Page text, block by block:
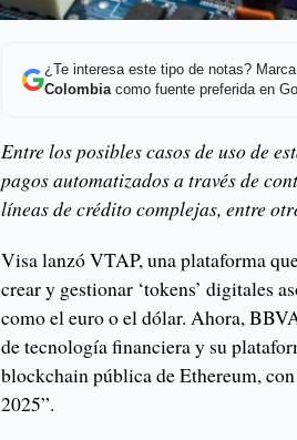
¿Te interesa este tipo de notas? Marca
Colombiacomo fuente preferida en
Entre los posibles casos de uso de
pagos automatizados a través de
líneas de crédito complejas, entre
Visa lanzó VTAP, una plataforma
crear y gestionar ‘tokens’ digitales
como el euro o el dólar. Ahora,
de tecnología financiera y su
blockchain pública de Ethereum,
2025”.